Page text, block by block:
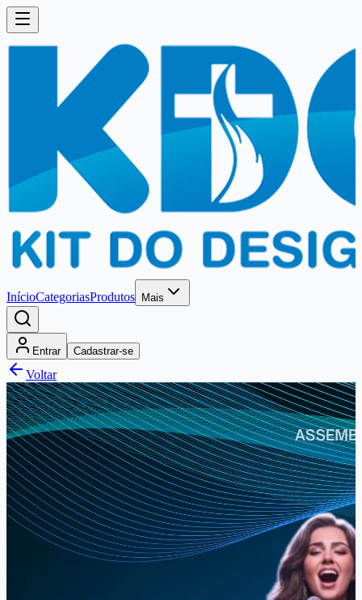
InícioCategoriasProdutos Mais
Entrar Cadastrar-se
Voltar